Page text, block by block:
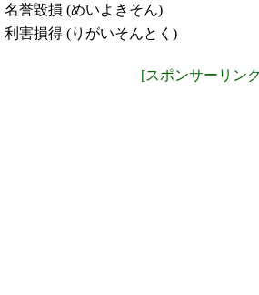
名誉毀損 (めいよきそん)
利害損得 (りがいそんとく)
[スポンサーリン